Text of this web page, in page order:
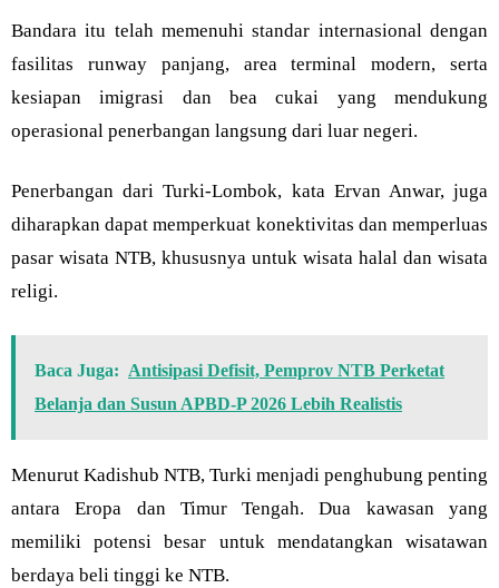
Bandara itu telah memenuhi standar internasional dengan
fasilitas runway panjang, area terminal modern, serta
kesiapan imigrasi dan bea cukai yang mendukung
operasional penerbangan langsung dari luar negeri.
Penerbangan dari Turki-Lombok, kata Ervan Anwar, juga
diharapkan dapat memperkuat konektivitas dan memperluas
pasar wisata NTB, khususnya untuk wisata halal dan wisata
religi.
Baca Juga: Antisipasi Defisit, Pemprov NTB Perketat
Belanja dan Susun APBD-P 2026 Lebih Realistis
Menurut Kadishub NTB, Turki menjadi penghubung penting
antara Eropa dan Timur Tengah. Dua kawasan yang
memiliki potensi besar untuk mendatangkan wisatawan
berdaya beli tinggi ke NTB.